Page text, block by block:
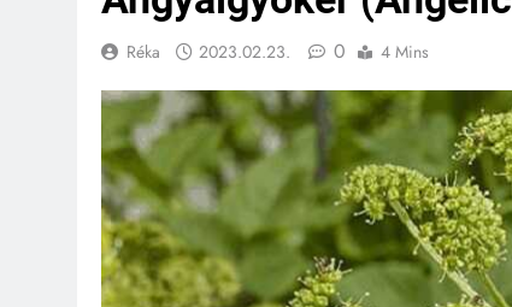
Réka 2023.02.23. 0 4 Mins